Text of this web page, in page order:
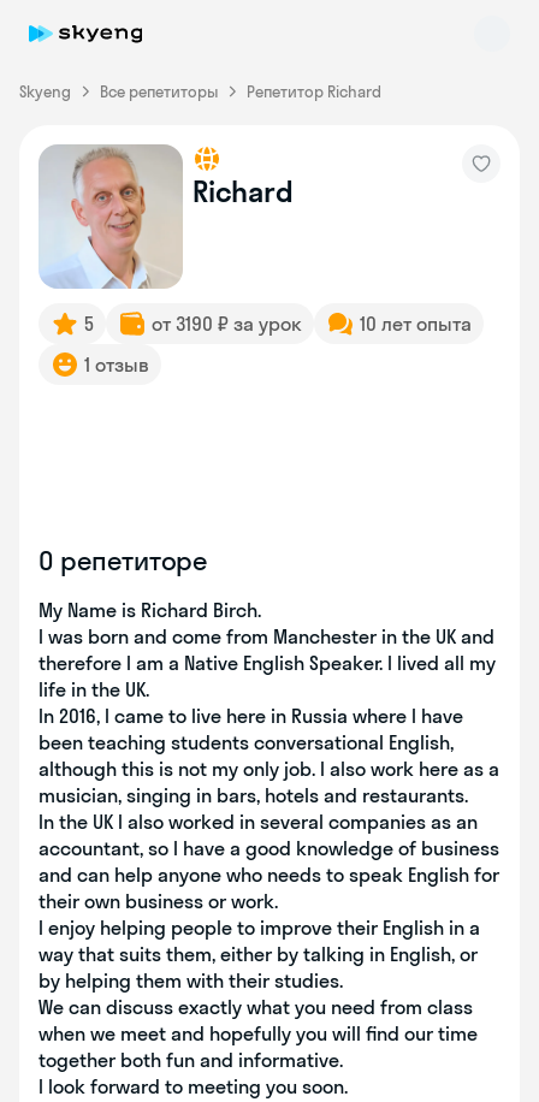
Skyeng Все репетиторы Репетитор Richard
Richard
5 от 3190 ₽ за урок
10 лет опыта
1 отзыв
О репетиторе
My Name is Richard Birch.
I was born and come from Manchester in the UK and
therefore I am a Native English Speaker. I lived all my
life in the UK.
In 2016, I came to live here in Russia where I have
been teaching students conversational English,
although this is not my only job. I also work here as a
musician, singing in bars, hotels and restaurants.
In the UK I also worked in several companies as an
accountant, so I have a good knowledge of business
and can help anyone who needs to speak English for
their own business or work.
I enjoy helping people to improve their English in a
way that suits them, either by talking in English, or
by helping them with their studies.
We can discuss exactly what you need from class
when we meet and hopefully you will find our time
together both fun and informative.
I look forward to meeting you soon.
Skyeng Chat
online